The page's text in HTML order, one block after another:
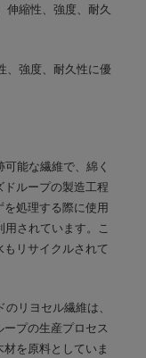
伸縮性、強度、耐久
、強度、耐久性に優
可能な繊維で、綿く
ループの製造工程
処理する際に使用
されています。こ
リサイクルされて
リヨセル繊維は、
プの生産プロセス
を原料としていま